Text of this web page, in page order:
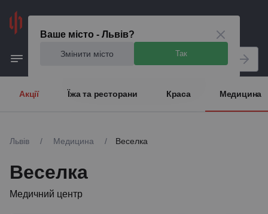
Ваше місто - Львів?
Змінити місто Так
Акції Їжа та ресторани Краса Медицина
Львів / Медицина / Веселка
Веселка
Медичний центр